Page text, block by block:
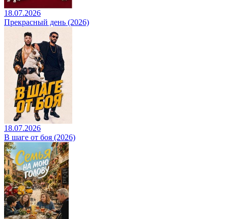
18.07.2026
Прекрасный день (2026)
18.07.2026
В шаге от боя (2026)